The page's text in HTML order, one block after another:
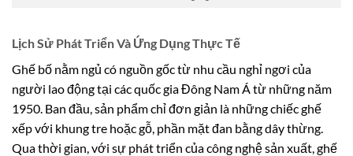
Lịch Sử Phát Triển Và Ứng Dụng Thực Tế
Ghế bố nằm ngủ có nguồn gốc từ nhu cầu nghỉ ngơi của
người lao động tại các quốc gia Đông Nam Á từ những năm
1950. Ban đầu, sản phẩm chỉ đơn giản là những chiếc ghế
xếp với khung tre hoặc gỗ, phần mặt đan bằng dây thừng.
Qua thời gian, với sự phát triển của công nghệ sản xuất, ghế